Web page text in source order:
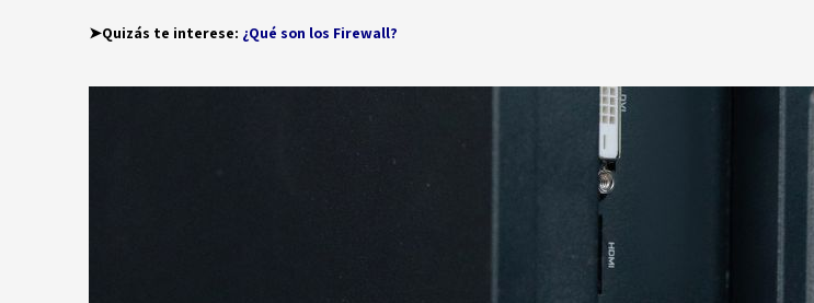
➤Quizás te interese: ¿Qué son los Firewall?